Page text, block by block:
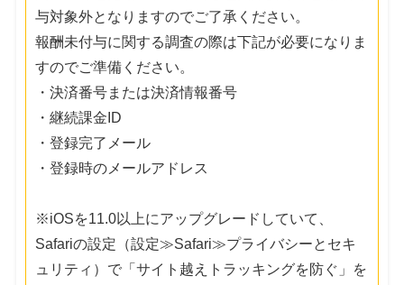
与対象外となりますのでご了承ください。
報酬未付与に関する調査の際は下記が必要になりま
すのでご準備ください。
・決済番号または決済情報番号
・継続課金ID
・登録完了メール
・登録時のメールアドレス
※iOSを11.0以上にアップグレードしていて、
Safariの設定（設定≫Safari≫プライバシーとセキ
ュリティ）で「サイト越えトラッキングを防ぐ」を